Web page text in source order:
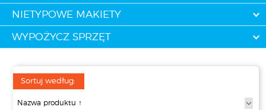
NIETYPOWE MAKIETY
WYPOŻYCZ SPRZĘT
Sortuj według: